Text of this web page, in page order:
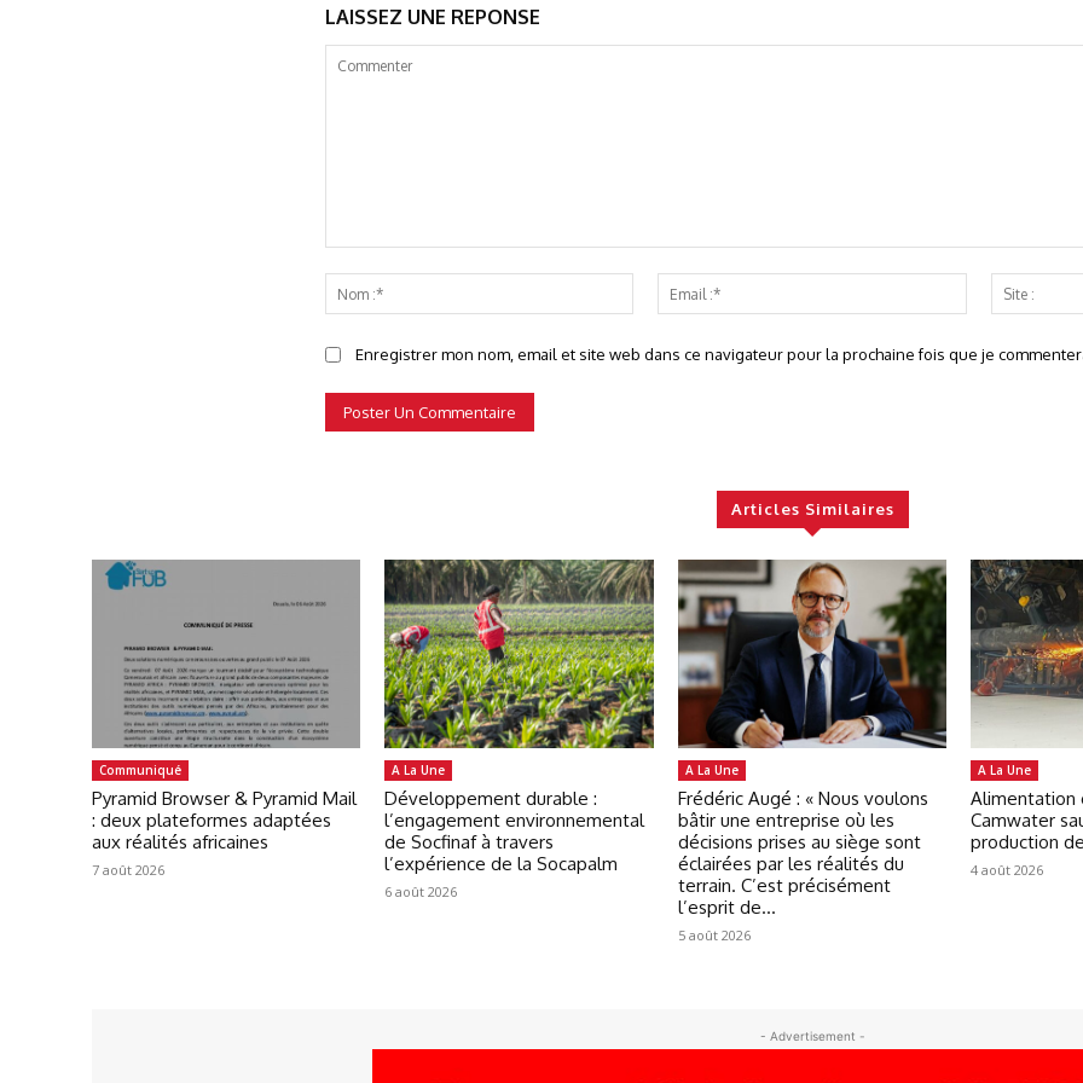
LAISSEZ UNE REPONSE
:*
Email
:*
Enregistrer mon nom, email et site web dans ce navigateur pour la prochaine fois que je
Articles Similaires
Communiqué
Pyramid Browser & Pyramid Mail
: deux plateformes adaptées
aux réalités africaines
7 août 2026
A La Une
Développement durable :
l’engagement environnemental
de Socfinaf à travers
l’expérience de la Socapalm
6 août 2026
A La Une
Frédéric Augé : « Nous voulons
bâtir une entreprise où les
décisions prises au siège sont
éclairées par les réalités du
terrain. C’est précisément
l’esprit de...
5 août 2026
A La Une
Alimentation
Camwater
production
4 août 2026
- Advertisement -